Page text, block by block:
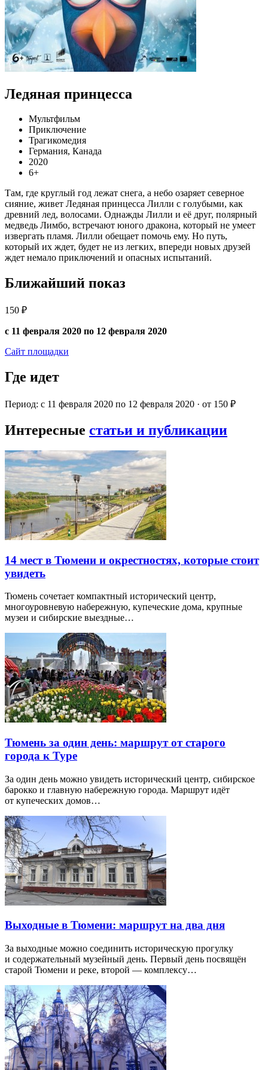
Ледяная принцесса
Мультфильм
Приключение
Трагикомедия
Германия, Канада
2020
6+
Там, где круглый год лежат снега, а небо озаряет северное
сияние, живет Ледяная принцесса Лилли с голубыми, как
древний лед, волосами. Однажды Лилли и её друг, полярный
медведь Лимбо, встречают юного дракона, который не умеет
извергать пламя. Лилли обещает помочь ему. Но путь,
который их ждет, будет не из легких, впереди новых друзей
ждет немало приключений и опасных испытаний.
Ближайший показ
150 ₽
с 11 февраля 2020 по 12 февраля 2020
Сайт площадки
Где идет
Период: с 11 февраля 2020 по 12 февраля 2020 · от 150 ₽
Интересные статьи и публикации
14 мест в Тюмени и окрестностях, которые стоит
увидеть
Тюмень сочетает компактный исторический центр,
многоуровневую набережную, купеческие дома, крупные
музеи и сибирские выездные…
Тюмень за один день: маршрут от старого
города к Туре
За один день можно увидеть исторический центр, сибирское
барокко и главную набережную города. Маршрут идёт
от купеческих домов…
Выходные в Тюмени: маршрут на два дня
За выходные можно соединить историческую прогулку
и содержательный музейный день. Первый день посвящён
старой Тюмени и реке, второй — комплексу…